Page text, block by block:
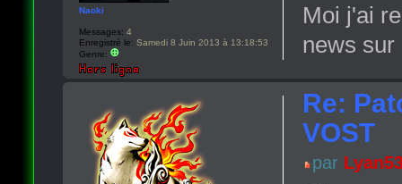
Moi j'ai
news
Naoki
Messages: 4
Enregistré le: Samedi 8 Juin 2013 à 13:18:53
Genre:
Re:
VOST
par